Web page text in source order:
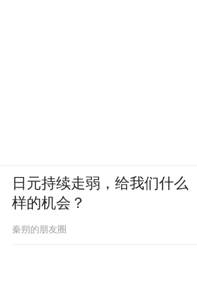
日元持续走弱，给我们什么
样的机会？
秦朔的朋友圈